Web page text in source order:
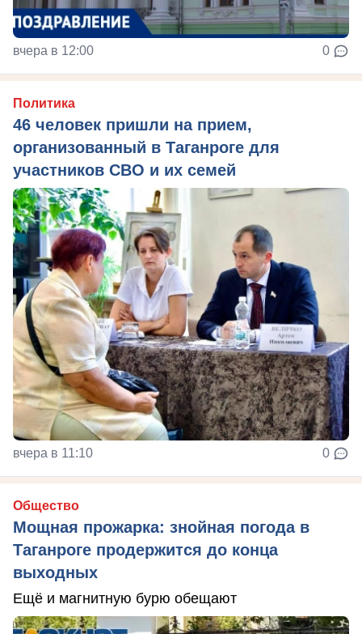
вчера в 12:00 0
Политика
46 человек пришли на прием,
организованный в Таганроге для
участников СВО и их семей
вчера в 11:10 0
Общество
Мощная прожарка: знойная погода в
Таганроге продержится до конца
выходных
Ещё и магнитную бурю обещают